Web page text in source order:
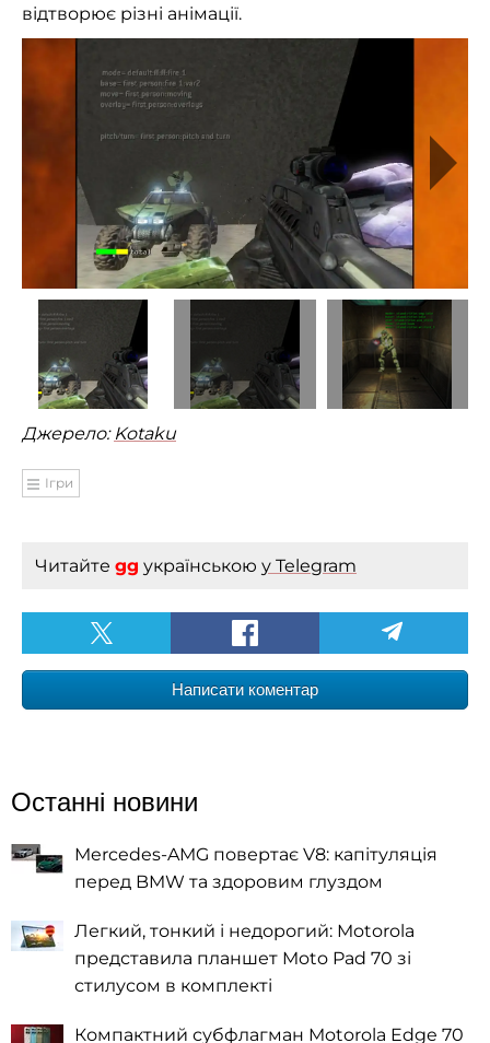
відтворює різні анімації.
Джерело: Kotaku
Ігри
Читайте gg українською у Telegram
Написати коментар
Останні новини
Mercedes-AMG повертає V8: капітуляція
перед BMW та здоровим глуздом
Легкий, тонкий і недорогий: Motorola
представила планшет Moto Pad 70 зі
стилусом в комплекті
Компактний субфлагман Motorola Edge 70